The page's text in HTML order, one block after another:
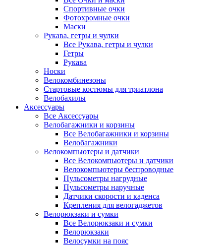
Спортивные очки
Фотохромные очки
Маски
Рукава, гетры и чулки
Все Рукава, гетры и чулки
Гетры
Рукава
Носки
Велокомбинезоны
Стартовые костюмы для триатлона
Велобахилы
Аксессуары
Все Аксессуары
Велобагажники и корзины
Все Велобагажники и корзины
Велобагажники
Велокомпьютеры и датчики
Все Велокомпьютеры и датчики
Велокомпьютеры беспроводные
Пульсометры нагрудные
Пульсометры наручные
Датчики скорости и каденса
Крепления для велогаджетов
Велорюкзаки и сумки
Все Велорюкзаки и сумки
Велорюкзаки
Велосумки на пояс